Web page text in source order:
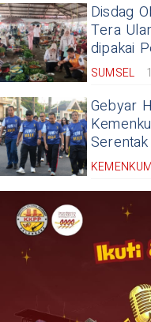
Disdag
Tera
dipakai
SUMSEL
Gebyar
Serentak